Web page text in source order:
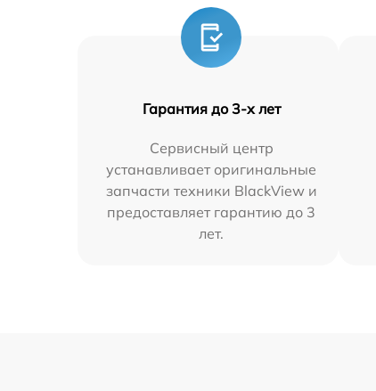
Гарантия до 3-х лет
Сервисный центр
устанавливает оригинальные
запчасти техники BlackView и
предоставляет гарантию до 3
лет.